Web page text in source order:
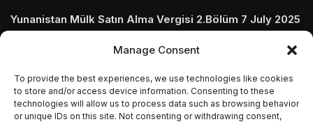
Manage Consent
To provide the best experiences, we use technologies like cookies
to store and/or access device information. Consenting to these
technologies will allow us to process data such as browsing behavior
or unique IDs on this site. Not consenting or withdrawing consent,
Yunanistan Mülk Satın Alma Vergisi 2.Bölüm 7 July 2025
July 2025
Temmuz 5, 2025